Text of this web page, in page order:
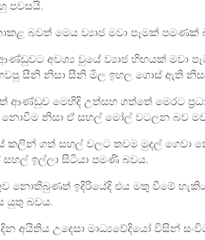
පවසයි.
බවත් මෙය ව්‍යාජ මවා පෑමක් පමණක්
අවශ්‍ය වුයේ ව්‍යාජ හිඟයක් මවා
සීනි නිසා සීනි මිල ඉහල ගොස් ඇති
මෙහිදි උත්සහ ගත්තේ මෙරට
නිසා ඒ සහල් මෝල් වටලන බව
කලින් ගත් සහල් වලට තවම මුදල් ගෙවා
ඉල්ලා සිටියා පමණි බවය.
නොතිබුණත් ඉදිරියේදි එය මතු වීමේ
යුතු බවය.
අයිතිය උදෙසා මාධ්‍යවේදියෝ විසින්